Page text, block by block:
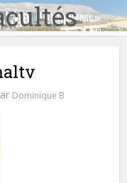
Dominique B